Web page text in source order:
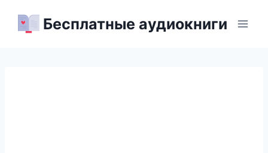
Бесплатные аудиокниги